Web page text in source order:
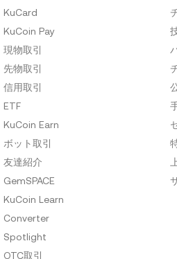
KuCard
KuCoin Pay
現物取引
先物取引
信用取引
ETF
KuCoin Earn
ボット取引
友達紹介
GemSPACE
KuCoin Learn
Converter
Spotlight
OTC取引